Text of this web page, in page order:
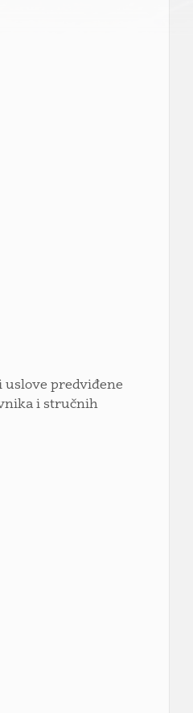
uslove predviđene
i stručnih